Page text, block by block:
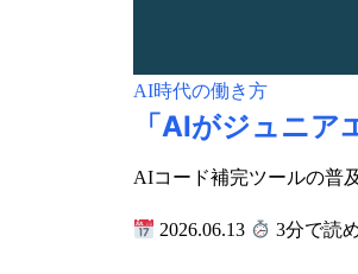
AI時代の働き方
「AIがジュニ
AIコード補完ツールの普
2026.06.13 3分で読